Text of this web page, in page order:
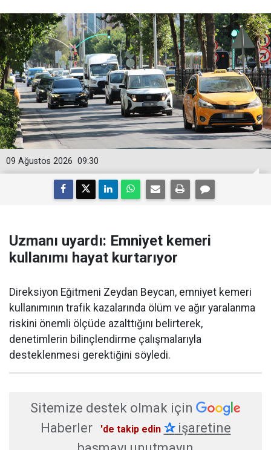
09:30
09 Ağustos 2026
Uzmanı uyardı: Emniyet kemeri
kullanımı hayat kurtarıyor
Direksiyon Eğitmeni Zeydan Beycan, emniyet kemeri
kullanımının trafik kazalarında ölüm ve ağır yaralanma
riskini önemli ölçüde azalttığını belirterek,
denetimlerin bilinçlendirme çalışmalarıyla
desteklenmesi gerektiğini söyledi.
Sitemize destek olmak için
Haberler
'de takip edin ✰işaretine